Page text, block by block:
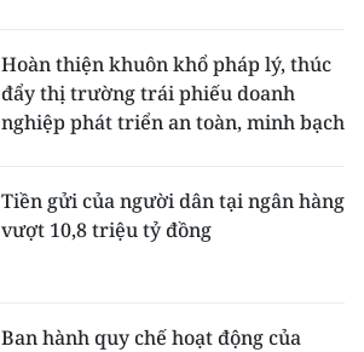
Hoàn thiện khuôn khổ pháp lý, thúc
đẩy thị trường trái phiếu doanh
nghiệp phát triển an toàn, minh bạch
Tiền gửi của người dân tại ngân hàng
vượt 10,8 triệu tỷ đồng
Ban hành quy chế hoạt động của